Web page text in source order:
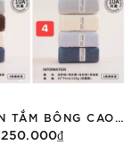
250.000₫